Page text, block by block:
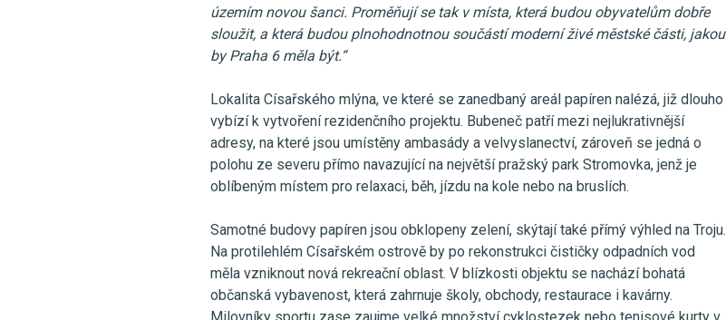
územím novou šanci. Proměňují se tak v místa, která budou obyvatelům dobře
sloužit, a která budou plnohodnotnou součástí moderní živé městské části, jakou
by Praha 6 měla být.“
Lokalita Císařského mlýna, ve které se zanedbaný areál papíren nalézá, již dlouho
vybízí k vytvoření rezidenčního projektu. Bubeneč patří mezi nejlukrativnější
adresy, na které jsou umístěny ambasády a velvyslanectví, zároveň se jedná o
polohu ze severu přímo navazující na největší pražský park Stromovka, jenž je
oblíbeným místem pro relaxaci, běh, jízdu na kole nebo na bruslích.
Samotné budovy papíren jsou obklopeny zelení, skýtají také přímý výhled na Troju.
Na protilehlém Císařském ostrově by po rekonstrukci čističky odpadních vod
měla vzniknout nová rekreační oblast. V blízkosti objektu se nachází bohatá
občanská vybavenost, která zahrnuje školy, obchody, restaurace i kavárny.